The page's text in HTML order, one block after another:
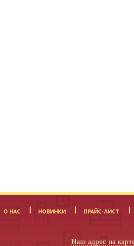
О НАС НОВИНКИ ПРАЙС-ЛИСТ
Наш адрес на